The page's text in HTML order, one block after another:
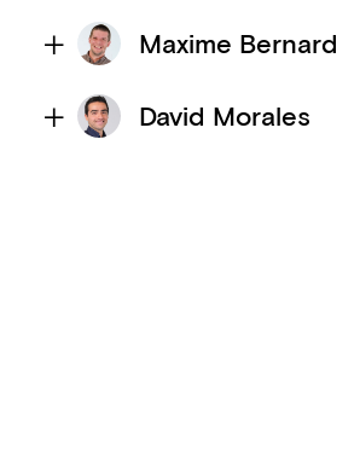
Maxime Bernard
David Morales